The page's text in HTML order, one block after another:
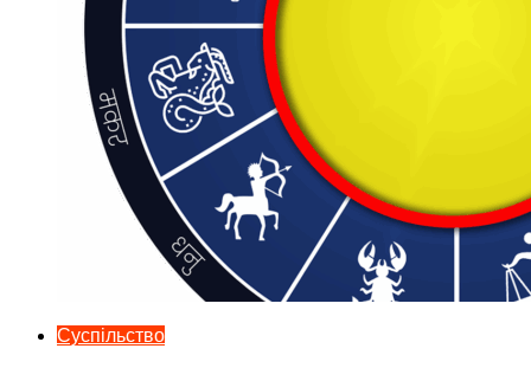
Суспільство